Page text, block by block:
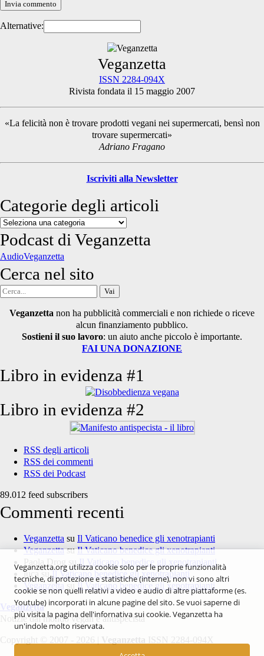
Alternative:
Sidebar
Veganzetta
ISSN 2284-094X
Rivista fondata il 15 maggio 2007
«La felicità non è trovare prodotti vegani nei supermercati, bensì non
trovare supermercati»
Adriano Fragano
Iscriviti alla Newsletter
Categorie degli articoli
Categorie
degli
articoli
Podcast di Veganzetta
AudioVeganzetta
Cerca nel sito
Cerca
Veganzetta non ha pubblicità commerciali e non richiede o riceve
alcun finanziamento pubblico.
Sostieni il suo lavoro: un aiuto anche piccolo è importante.
FAI UNA DONAZIONE
Libro in evidenza #1
Libro in evidenza #2
RSS degli articoli
RSS dei commenti
RSS dei Podcast
89.012 feed subscribers
Commenti recenti
Veganzetta su Il Vaticano benedice gli xenotrapianti
VeganzettasuIl Vaticano benedice gli xenotrapianti
Paola Drog suIl Vaticano benedice gli xenotrapianti
luca suIl Vaticano benedice gli xenotrapianti
Veganzetta su Il Vaticano benedice gli xenotrapianti
Veganzetta
Notizie dal mondo vegan e antispecista
Copyright © 2007 - 2026 | Veganzetta ISSN 2284-094X
Veganzetta.org utilizza cookie solo per le proprie funzionalità
tecniche, di protezione e statistiche (interne), non vi sono altri
cookie se non quelli relativi a video e audio di altre piattaforme (es.
Youtube) incorporati in alcune pagine del sito. Se vuoi saperne di
più visita la pagina dell'infornativa sui cookie. Veganzetta ha
un'indole molto riservata.